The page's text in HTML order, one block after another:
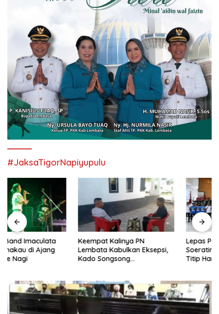
#JaksaTigorNapiyupulu
Keempat Kalinya PN
Lembata Kabulkan Eksepsi,
Kado Songsong
Lepas Persebata U-17 ke
Soeratin Cup, Wakil Bupati
Titip Harapan dan Harga Diri